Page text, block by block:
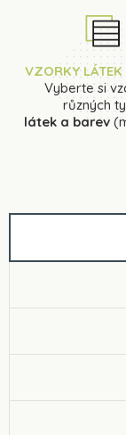
VZORKY LÁTEK
Vyberte si
různých
látek a barev